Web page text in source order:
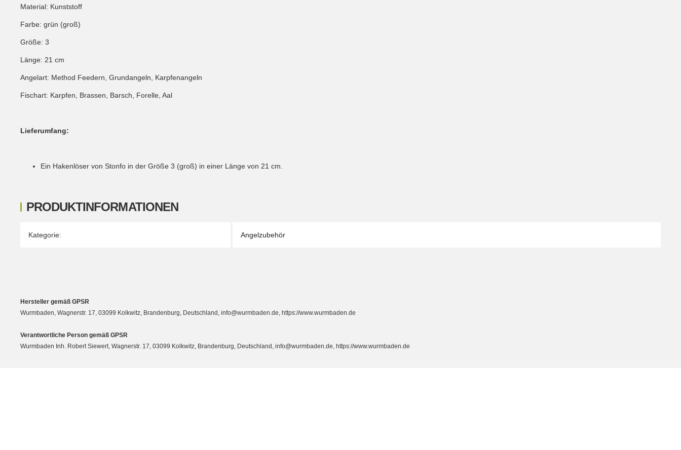
PRODUKTINFORMATIONEN
Produkteigenschaft
Wert
Kategorie: Angelzubehör
Material: Kunststoff
Farbe: grün (groß)
Größe: 3
Länge: 21 cm
Angelart: Method Feedern, Grundangeln, Karpfenangeln
Fischart: Karpfen, Brassen, Barsch, Forelle, Aal
Lieferumfang:
Ein Hakenlöser von Stonfo in der Größe 3 (groß) in einer Länge von 21 cm.
Hersteller gemäß GPSR
Wurmbaden, Wagnerstr. 17, 03099 Kolkwitz, Brandenburg, Deutschland, info@wurmbaden.de, https://www.wurmbaden.de
Verantwortliche Person gemäß GPSR
Wurmbaden Inh. Robert Siewert, Wagnerstr. 17, 03099 Kolkwitz, Brandenburg, Deutschland, info@wurmbaden.de, https://www.wurmbaden.de